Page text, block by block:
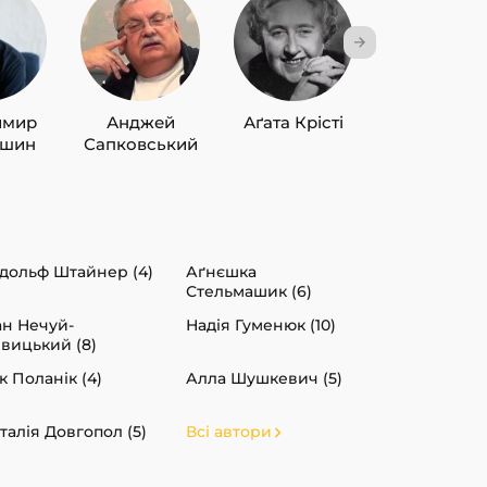
Анджей
Сапковський
Аґата Крісті
Штайнер (4)
Аґнєшка
Стельмашик (6)
Нечуй-
(8)
Надія Гуменюк (10)
Поланік (4) Алла Шушкевич (5)
Довгопол (5) Всі автори